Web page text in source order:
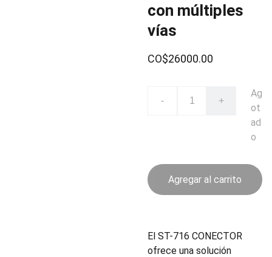
con múltiples
vías
CO$26000.00
- +
Ag
ot
ad
o
Agregar al carrito
El ST-716 CONECTOR
ofrece una solución